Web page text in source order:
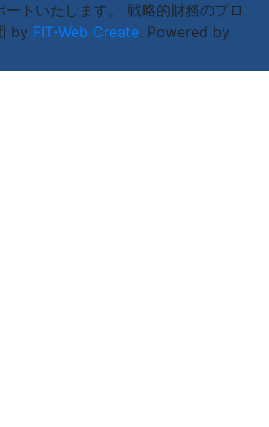
ートいたします。 戦略的財務のプロ
by FIT-Web Create. Powered by